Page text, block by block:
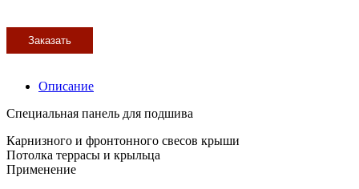
Заказать
Описание
Специальная панель для подшива
Карнизного и фронтонного свесов крыши
Потолка террасы и крыльца
Применение